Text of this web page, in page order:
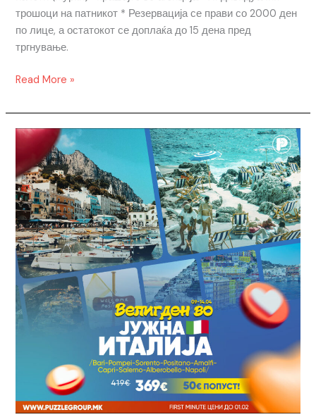
трошоци на патникот * Резервација се прави со 2000 ден
по лице, а остатокот се доплаќа до 15 дена пред
тргнување.
Read More »
ЈУЖНА
ИТАЛИЈА
/
ВЕЛИГДЕН
’26